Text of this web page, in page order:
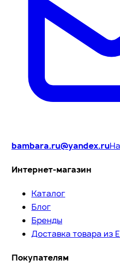
bambara.ru@yandex.ru
Интернет-магазин
Каталог
Блог
Бренды
Доставка товара из
Покупателям